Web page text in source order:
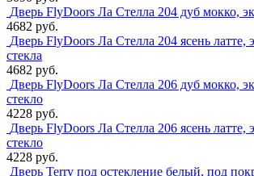
Дверь FlyDoors Ла Стелла 204 дуб мокко,
4682 руб.
Дверь FlyDoors Ла Стелла 204 ясень латте,
стекла
4682 руб.
Дверь FlyDoors Ла Стелла 206 дуб мокко,
стекло
4228 руб.
Дверь FlyDoors Ла Стелла 206 ясень латте,
стекло
4228 руб.
Дверь Terry под остекление белый, под